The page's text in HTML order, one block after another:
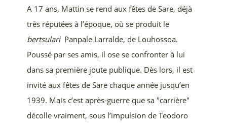
A 17 ans, Mattin se rend aux fêtes de Sare, déjà
très réputées à l’époque, où se produit le
bertsulariPanpale Larralde, de Louhossoa.
Poussé par ses amis, il ose se confronter à lui
dans sa première joute publique. Dès lors, il est
invité aux fêtes de Sare chaque année jusqu’en
1939. Mais c’est après-guerre que sa "carrière"
décolle vraiment, sous l’impulsion de Teodoro